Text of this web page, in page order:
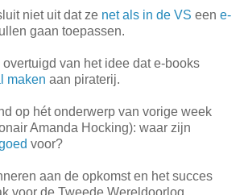
niet uit dat ze net als in de VS een e-
gaan toepassen.
van het idee dat e-books
maken aan piraterij.
op hét onderwerp van vorige week
Amanda Hocking): waar zijn
voor?
aan de opkomst en het succes